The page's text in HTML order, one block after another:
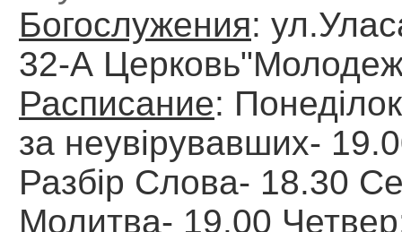
Богослужения:
32-А
Расписание:
за неувірувавших-
Разбір Слова- 18.30
Молитва- 19.00